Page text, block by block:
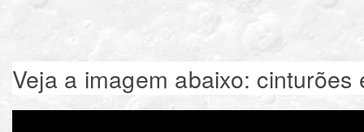
Veja a imagem abaixo: cinturões